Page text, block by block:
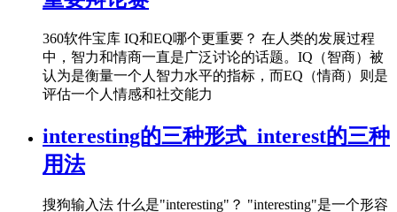
360软件宝库 IQ和EQ哪个更重要？ 在人类的发展过程
中，智力和情商一直是广泛讨论的话题。IQ（智商）被
认为是衡量一个人智力水平的指标，而EQ（情商）则是
评估一个人情感和社交能力
interesting的三种形式_interest的三种
用法
搜狗输入法 什么是"interesting"？ "interesting"是一个形容